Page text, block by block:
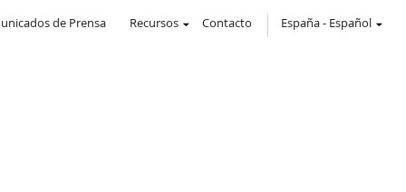
de Prensa Recursos Contacto España- Español